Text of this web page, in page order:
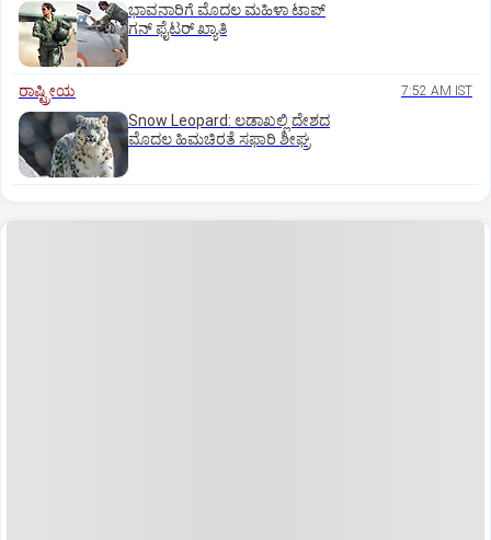
ಭಾವನಾರಿಗೆ ಮೊದಲ ಮಹಿಳಾ ಟಾಪ್‌
ಗನ್‌ ಫೈಟರ್‌ ಖ್ಯಾತಿ
ರಾಷ್ಟ್ರೀಯ 7:52 AM IST
Snow Leopard: ಲಡಾಖಲ್ಲಿ ದೇಶದ
ಮೊದಲ ಹಿಮಚಿರತೆ ಸಫಾರಿ ಶೀಘ್ರ